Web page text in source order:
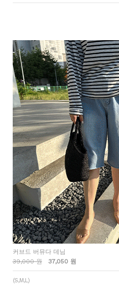
커브드 버뮤다 데님
39,000 원
37,050 원
(S,M,L)